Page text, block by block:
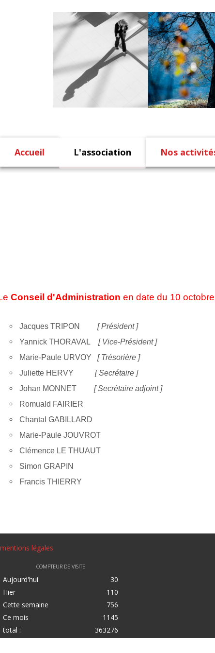
Accueil L'association Nos
Conseil d'Administration en date du 10
Jacques TRIPON
[ Président ]
Yannick THORAVAL
[ Vice-Président ]
Marie-Paule URVOY [ Trésorière ]
Juliette HERVY
[ Secrétaire ]
Johan MONNET [ Secrétaire adjoint ]
Romuald FAIRIER
Chantal GABILLARD
Marie-Paule JOUVROT
Clémence LE THUAUT
Simon GRAPIN
Francis THIERRY
mentions légales
COMPTEUR DE VISITE
Aujourd'hui
30
Hier
110
Cette semaine
756
Ce mois
1145
total :
363276